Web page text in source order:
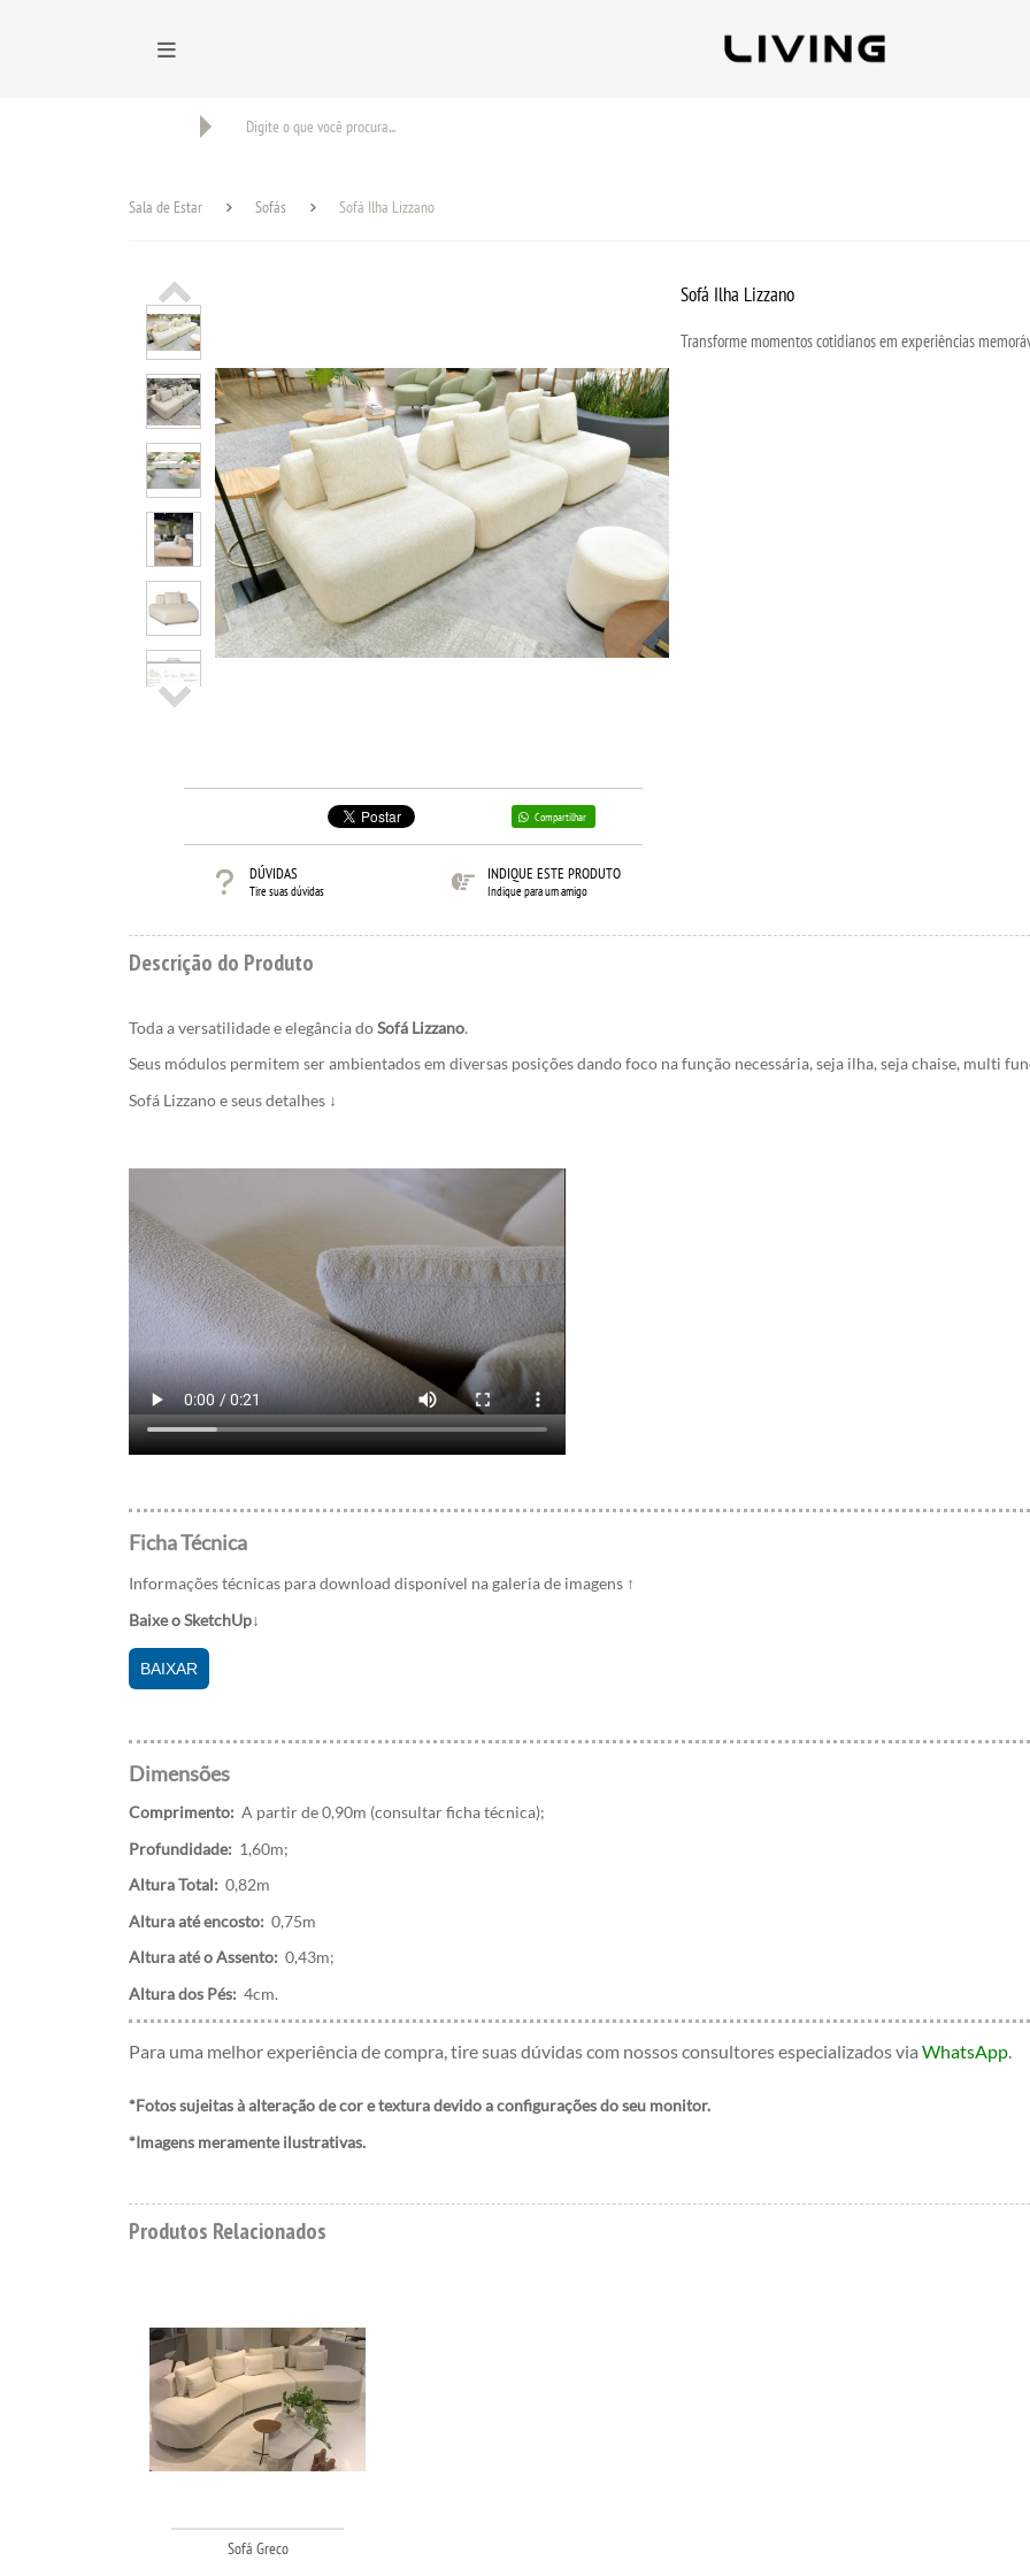
Sala de Estar Sofás Sofá Ilha Lizzano
Compartilhar
DÚVIDAS
Tire suas dúvidas
INDIQUE ESTE PRODUTO
Indique para um amigo
Sofá Ilha Lizzano
Transforme momentos cotidianos em experiências
Descrição do Produto
Toda a versatilidade e elegância doSofá Lizzano.
Seus módulos permitem ser ambientados em diversas posições dando foco na função necessária, seja ilha, seja chaise, multi
Sofá Lizzano e seus detalhes ↓
Ficha Técnica
Informações técnicas para download disponível na galeria de imagens ↑
Baixe o SketchUp↓
BAIXAR
Dimensões
Comprimento: A partir de 0,90m (consultar ficha técnica);
Profundidade: 1,60m;
Altura Total: 0,82m
Altura até encosto: 0,75m
Altura até o Assento: 0,43m;
Altura dos Pés: 4cm.
Para uma melhor experiência de compra, tire suas dúvidas com nossos consultores especializadosvia WhatsApp.
*Fotos sujeitas à alteração de cor e textura devido a configurações do seu monitor.
*Imagens meramente ilustrativas.
Produtos Relacionados
Sofá Greco